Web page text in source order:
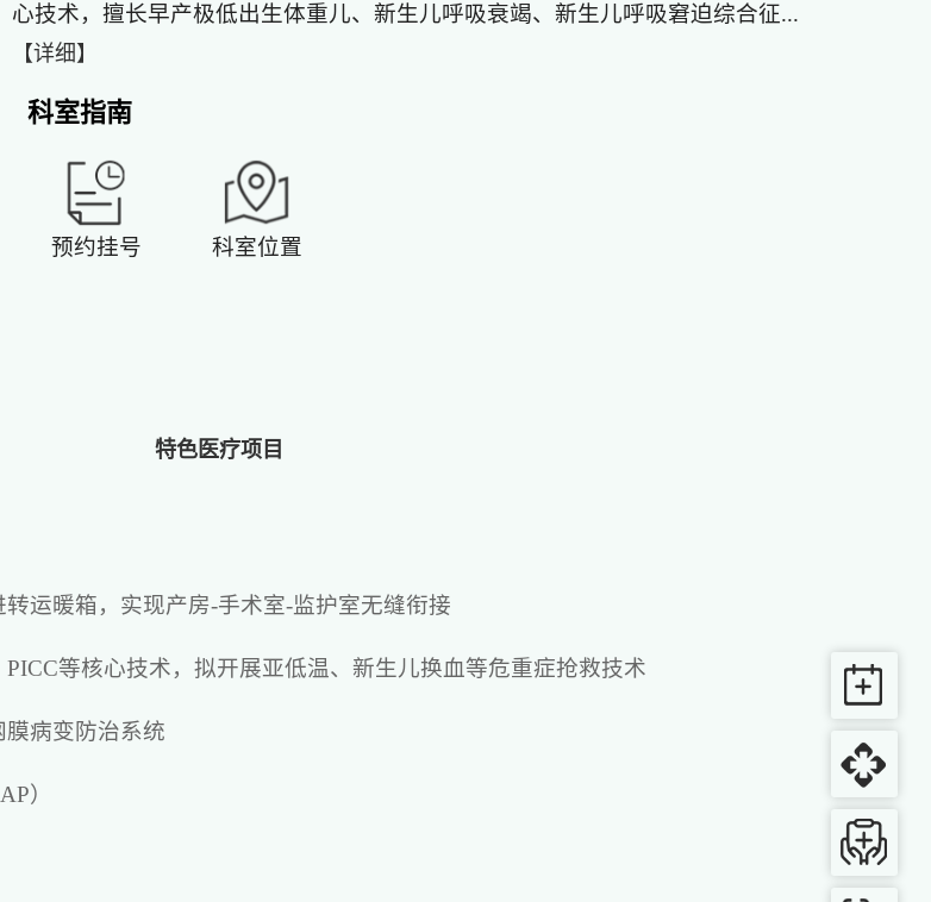
心技术，擅长早产极低出生体重儿、新生儿呼吸衰竭、新生儿呼吸窘迫综合征...
【详细】
科室指南
预约挂号 科室位置
特色医疗项目
运暖箱，实现产房-手术室-监护室无缝衔接
等核心技术，拟开展亚低温、新生儿换血等危重症抢救技术
病变防治系统
）